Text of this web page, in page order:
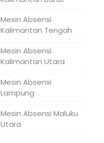
Mesin Absensi
Kalimantan Tengah
Mesin Absensi
Kalimantan Utara
Mesin Absensi
Lampung
Mesin Absensi Maluku
Utara